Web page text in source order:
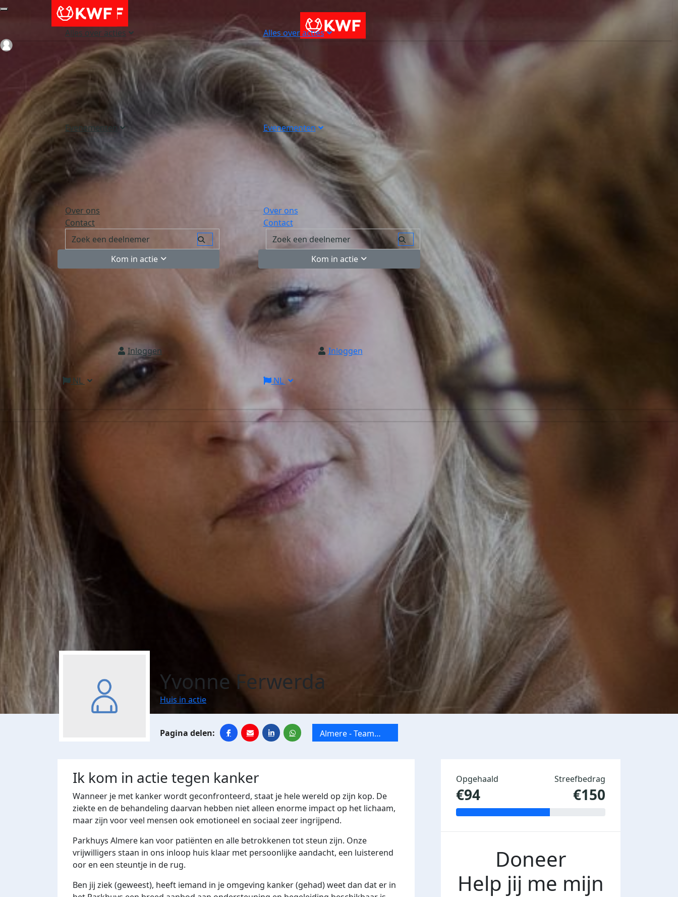
Alles over acties
Evenementen
Over ons
Contact
Kom in actie
Inloggen
NL
Alles over acties
Evenementen
Over ons
Contact
Kom in actie
Inloggen
NL
Yvonne Ferwerda
Huis in actie
Almere - Team
Parkhuys Almere
Ik kom in actie tegen kanker
Wanneer je met kanker wordt geconfronteerd, staat je hele wereld op zijn kop. De
ziekte en de behandeling daarvan hebben niet alleen enorme impact op het lichaam,
maar zijn voor veel mensen ook emotioneel en sociaal zeer ingrijpend.
Parkhuys Almere kan voor patiënten en alle betrokkenen tot steun zijn. Onze
vrijwilligers staan in ons inloop huis klaar met persoonlijke aandacht, een luisterend
oor en een steuntje in de rug.
Ben jij ziek (geweest), heeft iemand in je omgeving kanker (gehad) weet dan dat er in
Opgehaald
€94
Streefbedrag
€150
Doneer
Help jij me mijn